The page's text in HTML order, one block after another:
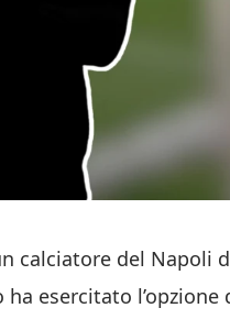
calciatore del Napoli
esercitato l’opzione